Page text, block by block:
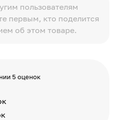
пользователям
первым, кто поделится
об этом товаре.
5 оценок